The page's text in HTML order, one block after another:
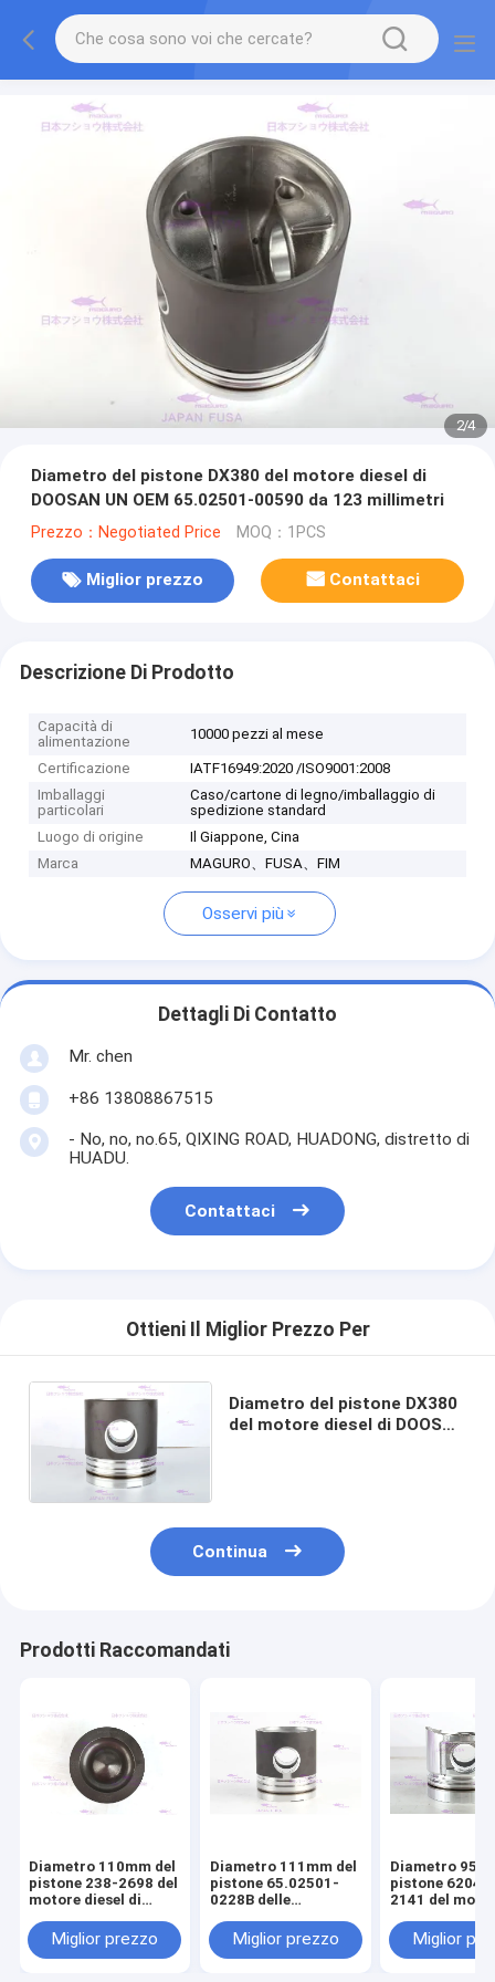
2/4
Diametro del pistone DX380 del motore diesel di
DOOSAN UN OEM 65.02501-00590 da 123 millimetri
Prezzo：Negotiated Price MOQ：1PCS
Miglior prezzo Contattaci
Descrizione Di Prodotto
Capacità di
alimentazione
10000 pezzi al mese
Certificazione
IATF16949:2020 /ISO9001:2008
Imballaggi
particolari
Caso/cartone di legno/imballaggio di
spedizione standard
Luogo di origine
Il Giappone, Cina
Marca
MAGURO、FUSA、FIM
Osservi più
Dettagli Di Contatto
Mr. chen
+86 13808867515
- No, no, no.65, QIXING ROAD, HUADONG, distretto di
HUADU.
Contattaci
Ottieni Il Miglior Prezzo Per
Diametro del pistone DX380
del motore diesel di DOOSAN
Continua
Prodotti Raccomandati
Diametro 110mm del
pistone 238-2698 del
motore diesel di
Miglior prezzo
Diametro 111mm del
pistone 65.02501-
0228B delle
motore di DOOSAN
DE08T
Miglior prezzo
Diametro
pistone 6204-
2141 del
S4D95LE-2
Miglior